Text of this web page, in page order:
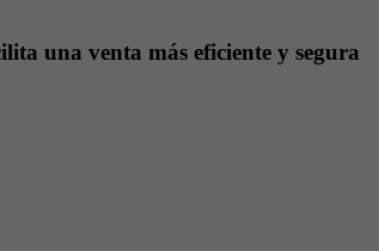
una venta más eficiente y segura